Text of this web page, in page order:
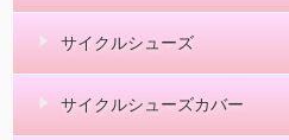
サイクルシューズ
サイクルシューズカバー